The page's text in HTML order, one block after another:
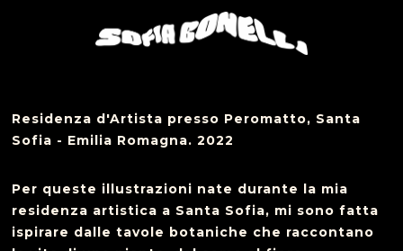
Residenza d'Artista presso Peromatto, Santa
Sofia - Emilia Romagna. 2022
Per queste illustrazioni nate durante la mia
residenza artistica a Santa Sofia, mi sono fatta
ispirare dalle tavole botaniche che raccontano